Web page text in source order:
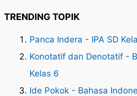
TRENDING TOPIK
Panca Indera - IPA SD
Konotatif dan Denotatif -
Kelas 6
Ide Pokok - Bahasa